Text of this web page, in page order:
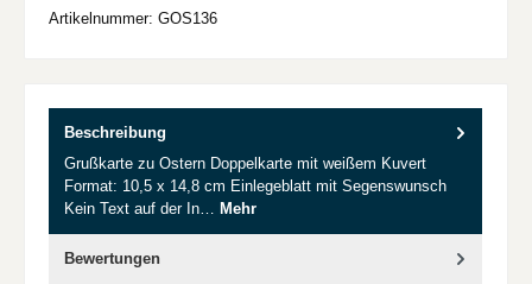
Artikelnummer: GOS136
Beschreibung
Grußkarte zu Ostern Doppelkarte mit weißem Kuvert
Format: 10,5 x 14,8 cm Einlegeblatt mit Segenswunsch
Kein Text auf der In… Mehr
Bewertungen